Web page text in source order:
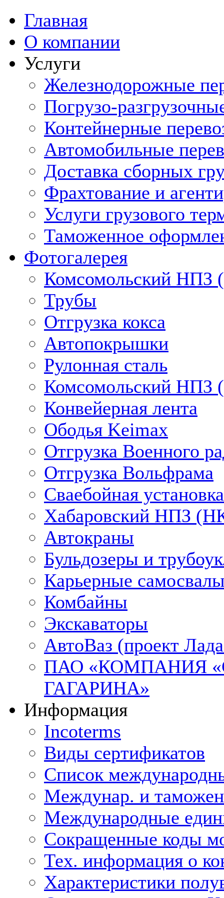
Главная
О компании
Услуги
Железнодорожные
Погрузо-
Контейнерные
Автомобильные
Доставка сборных
Фрахтование и
Услуги грузового
Таможенное
Фотогалерея
Комсомольский НПЗ
Трубы
Отгрузка кокса
Автопокрышки
Рулонная сталь
Комсомольский НПЗ
Конвейерная лента
Ободья Keimax
Отгрузка Военного
Отгрузка Вольфрама
Сваебойная установка
Хабаровский НПЗ
Автокраны
Бульдозеры и
Карьерные
Комбайны
Экскаваторы
АвтоВаз (проект
ПАО «КОМПАНИЯ
ГАГАРИНА»
Информация
Incoterms
Виды сертификатов
Список
Междунар. и
Международные
Сокращенные коды
Тех. информация о
Характеристики